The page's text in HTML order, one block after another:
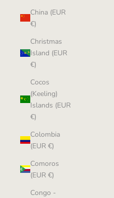
China (EUR
€)
Christmas
Island (EUR
€)
Cocos
(Keeling)
Islands (EUR
€)
Colombia
(EUR €)
Comoros
(EUR €)
Congo -